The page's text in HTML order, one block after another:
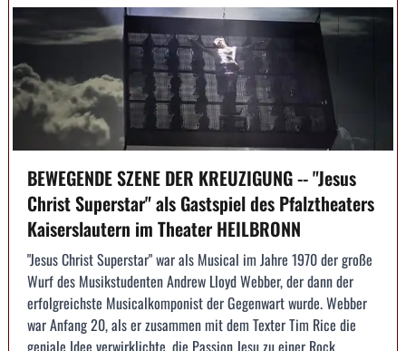
BEWEGENDE SZENE DER KREUZIGUNG -- "Jesus
Christ Superstar" als Gastspiel des Pfalztheaters
Kaiserslautern im Theater HEILBRONN
"Jesus Christ Superstar" war als Musical im Jahre 1970 der große
Wurf des Musikstudenten Andrew Lloyd Webber, der dann der
erfolgreichste Musicalkomponist der Gegenwart wurde. Webber
war Anfang 20, als er zusammen mit dem Texter Tim Rice die
geniale Idee verwirklichte, die Passion Jesu zu einer Rock...